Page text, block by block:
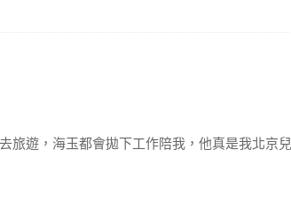
旅遊，海玉都會拋下工作陪我，他真是我北京